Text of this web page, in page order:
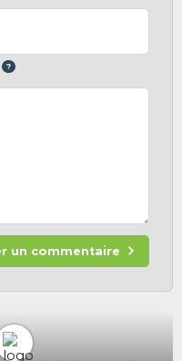
un commentaire